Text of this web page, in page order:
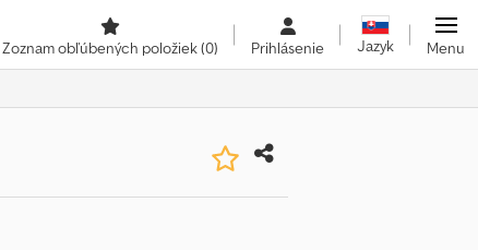
Zoznam obľúbených položiek(0) Prihlásenie Jazyk Menu